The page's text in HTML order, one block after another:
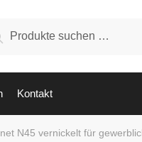
Kontakt
N45 vernickelt für